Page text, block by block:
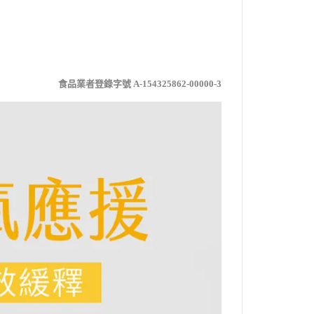
食品業者登錄字號 A-154325862-00000-3